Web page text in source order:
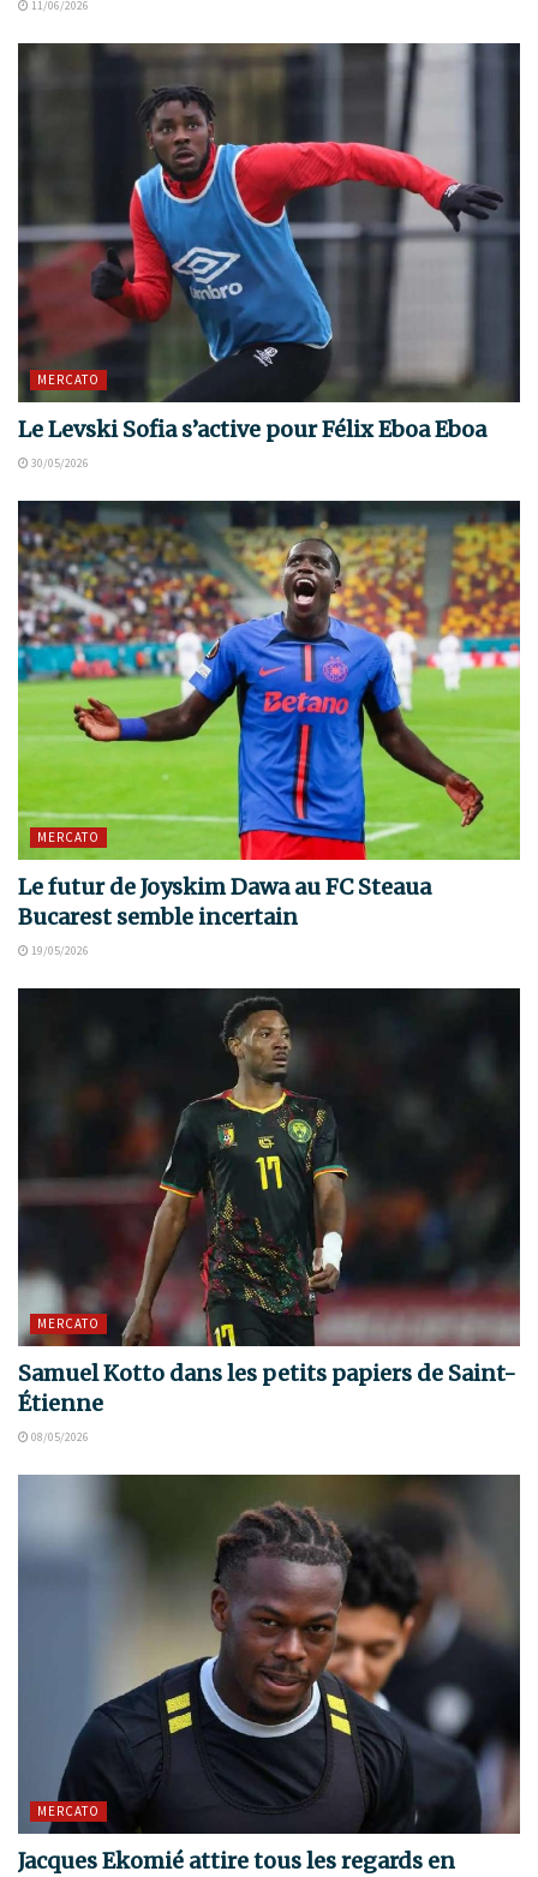
11/06/2026
MERCATO
Le Levski Sofia s’active pour Félix Eboa Eboa
30/05/2026
MERCATO
Le futur de Joyskim Dawa au FC Steaua
Bucarest semble incertain
19/05/2026
MERCATO
Samuel Kotto dans les petits papiers de Saint-
Étienne
08/05/2026
MERCATO
Jacques Ekomié attire tous les regards en